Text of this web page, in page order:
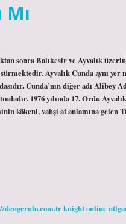
sonra Balıkesir ve Ayvalık
Ayvalık Cunda aynı
Cunda’nın diğer adı Alibey
1976 yılında 17. Ordu
kökeni, vahşi at anlamına
dengerulo.com.trknight online